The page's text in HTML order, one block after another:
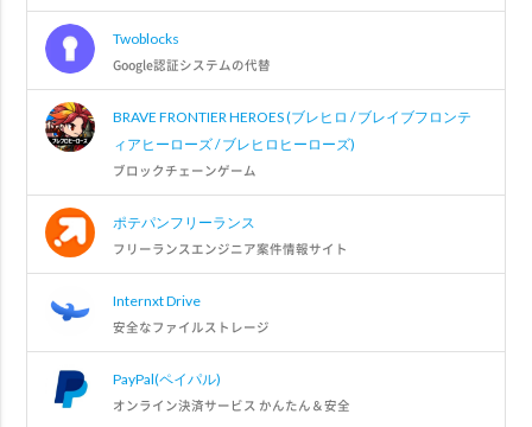
Twoblocks
Google認証システムの代替
BRAVE FRONTIER HEROES (ブレヒロ / ブレイブフロンテ
ィアヒーローズ / ブレヒロヒーローズ)
ブロックチェーンゲーム
ポテパンフリーランス
フリーランスエンジニア案件情報サイト
Internxt Drive
安全なファイルストレージ
PayPal(ペイパル)
オンライン決済サービス かんたん＆安全